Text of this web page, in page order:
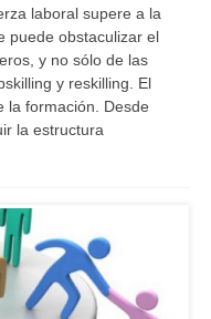
laboral supere a la
puede obstaculizar el
y no sólo de las
y reskilling. El
la formación. Desde
la estructura